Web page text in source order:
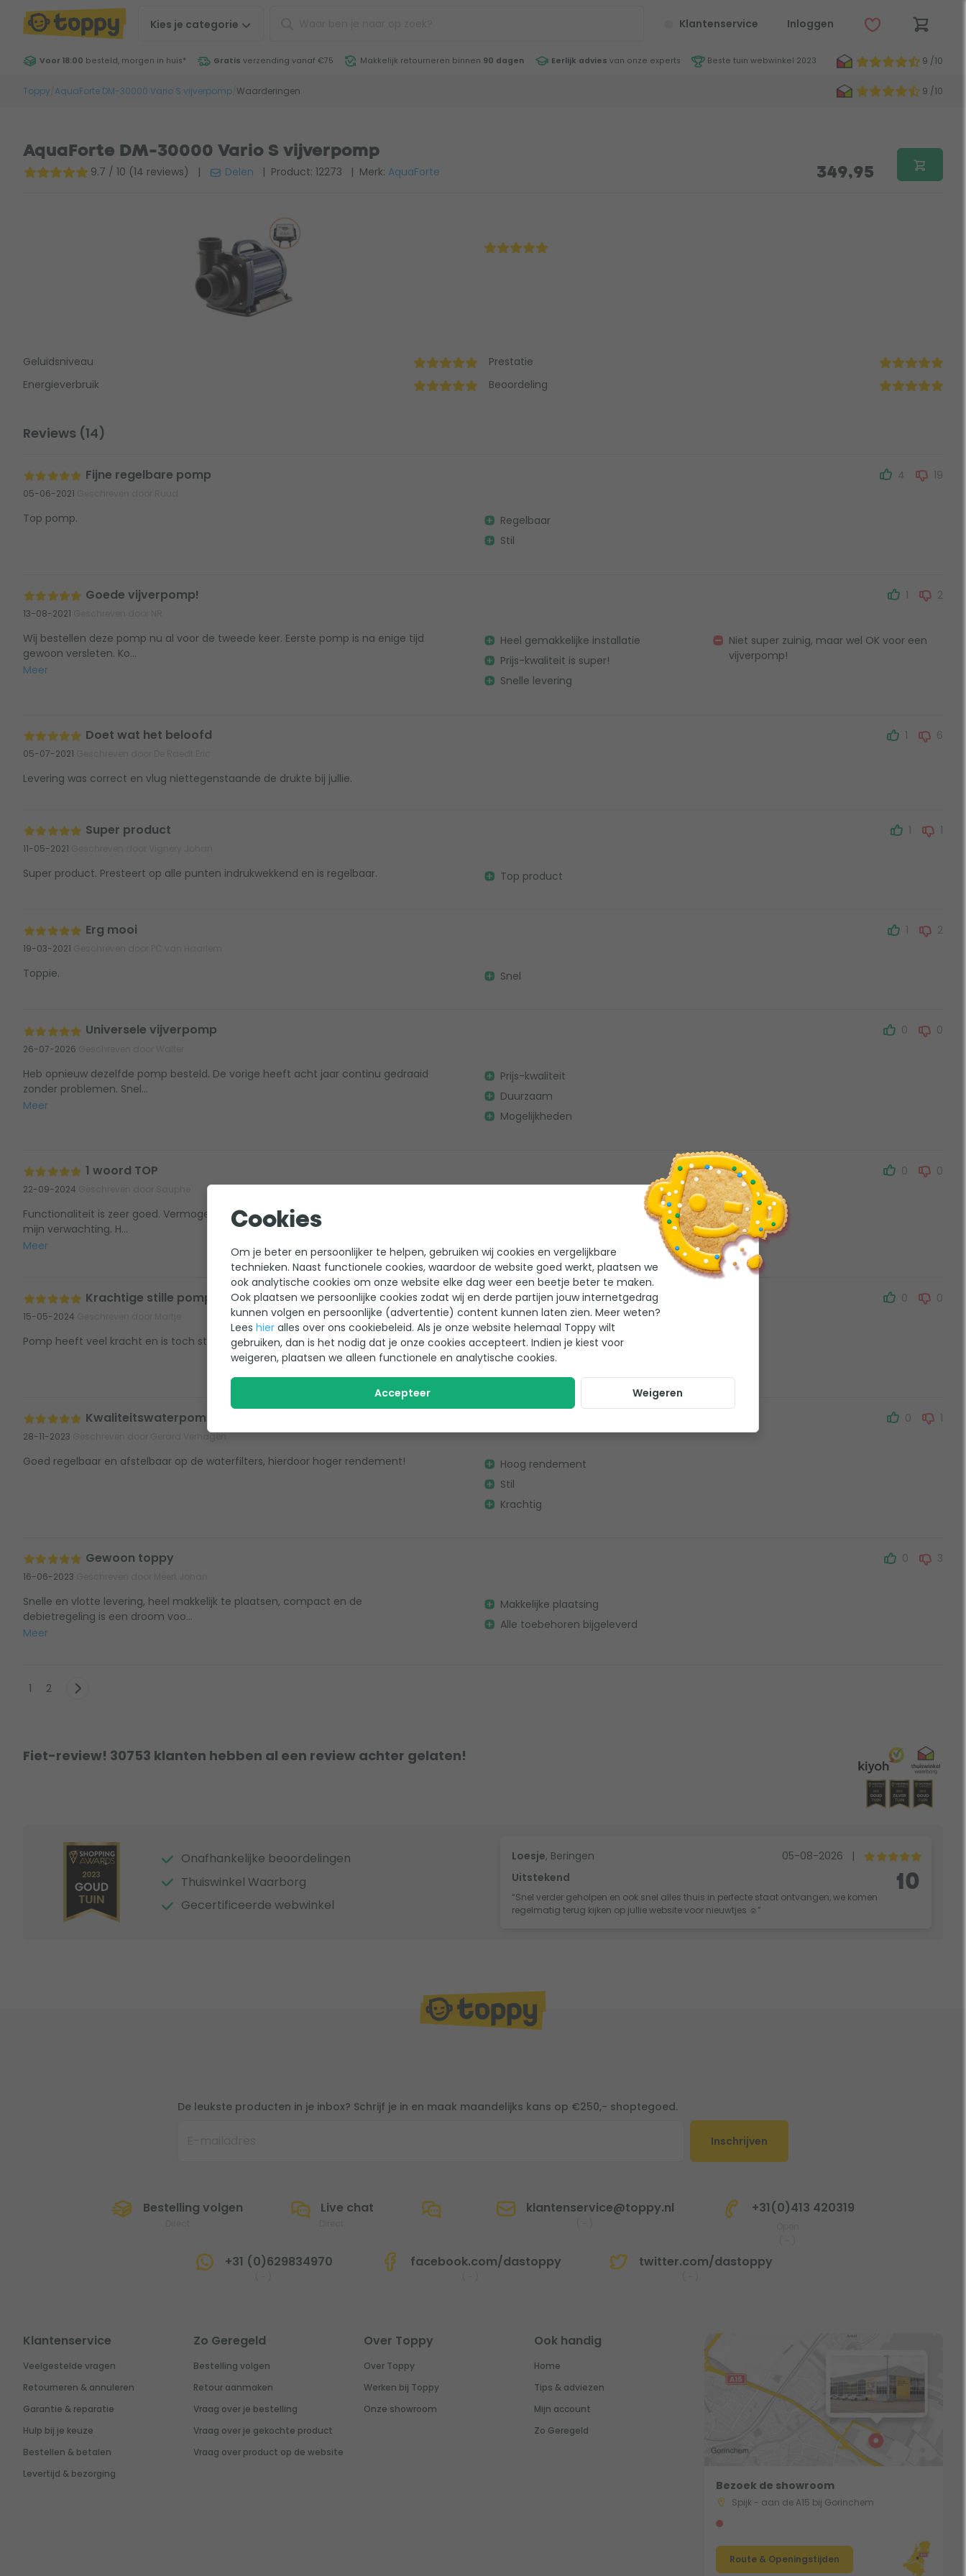
Kies je categorie Klantenservice Inloggen
Voor 18:00 besteld, morgen in huis* Gratis verzending vanaf €75 Makkelijk retourneren binnen 90 dagen Eerlijk advies van onze experts Beste tuin webwinkel 2023 9 /10
Toppy AquaForte DM-30000 Vario S vijverpomp Waarderingen 9 /10
AquaForte DM-30000 Vario S vijverpomp
9.7 / 10 (14 reviews) | Delen | Product: 12273 | Merk: AquaForte 349,95
Geluidsniveau
Energieverbruik
Prestatie
Beoordeling
Reviews (14)
Fijne regelbare pomp
05-06-2021
4 19
Top pomp.
Regelbaar
Stil
Goede vijverpomp!
13-08-2021
1 2
Wij bestellen deze pomp nu al voor de tweede keer. Eerste pomp is na enige tijd
gewoon versleten. Ko...
Meer
Heel gemakkelijke installatie
Prijs-kwaliteit is super!
Snelle levering
Niet super zuinig, maar wel OK voor een
vijverpomp!
Doet wat het beloofd
05-07-2021
1 6
Levering was correct en vlug niettegenstaande de drukte bij jullie.
Super product
11-05-2021
1 1
Super product. Presteert op alle punten indrukwekkend en is regelbaar. Top product
Erg mooi
19-03-2021
1 2
Toppie. Snel
Universele vijverpomp
26-07-2026
0 0
Heb opnieuw dezelfde pomp besteld. De vorige heeft acht jaar continu gedraaid
zonder problemen. Snel...
Meer
Prijs-kwaliteit
Duurzaam
Mogelijkheden
1 woord TOP
22-09-2024
0 0
Functionaliteit is zeer goed. Vermogen in stappen regelen zoals het hoort. Boven
mijn verwachting. H...
Meer
Krachtige stille pomp
15-05-2024
0 0
Pomp heeft veel kracht en is toch stil. Makkelijk te installeren
Krachtig
Stil
Kwaliteitswaterpomp
28-11-2023 Geschreven door Gerard Verhagen
0 1
Goed regelbaar en afstelbaar op de waterfilters, hierdoor hoger rendement!
Hoog rendement
Stil
Krachtig
Gewoon toppy
16-06-2023
0 3
Snelle en vlotte levering, heel makkelijk te plaatsen, compact en de
debietregeling is een droom voo...
Meer
Makkelijke plaatsing
Alle toebehoren bijgeleverd
1 2
Fiet-review! 30753 klanten hebben al een review achter gelaten!
Onafhankelijke beoordelingen
Thuiswinkel Waarborg
Gecertificeerde webwinkel
Loesje, Beringen 05-08-2026
|
Uitstekend
“Snel verder geholpen en ook snel alles thuis in perfecte staat ontvangen, we komen
regelmatig terug kijken op jullie website voor nieuwtjes ☺️”
10
De leukste producten in je inbox? Schrijf je in en maak maandelijks kans op €250,- shoptegoed.
Inschrijven
Bestelling volgen Live chat klantenservice@toppy.nl +31(0)413 420319
+31 (0)629834970 facebook.com/dastoppy twitter.com/dastoppy
Klantenservice
Veelgestelde vragen
Retourneren & annuleren
Garantie & reparatie
Hulp bij je keuze
Bestellen & betalen
Levertijd & bezorging
Zo Geregeld
Bestelling volgen
Retour aanmaken
Vraag over je bestelling
Vraag over je gekochte product
Vraag over product op de website
Over Toppy
Over Toppy
Werken bij Toppy
Onze showroom
Ook handig
Home
Tips & adviezen
Mijn account
Zo Geregeld
Bezoek de showroom
Spijk - aan de A15 bij Gorinchem
Route & Openingstijden
Cookies
Om je beter en persoonlijker te helpen, gebruiken wij cookies en vergelijkbare
technieken. Naast functionele cookies, waardoor de website goed werkt, plaatsen we
ook analytische cookies om onze website elke dag weer een beetje beter te maken.
Ook plaatsen we persoonlijke cookies zodat wij en derde partijen jouw internetgedrag
kunnen volgen en persoonlijke (advertentie) content kunnen laten zien. Meer weten?
Lees hier alles over ons cookiebeleid. Als je onze website helemaal Toppy wilt
gebruiken, dan is het nodig dat je onze cookies accepteert. Indien je kiest voor
weigeren, plaatsen we alleen functionele en analytische cookies.
Accepteer Weigeren